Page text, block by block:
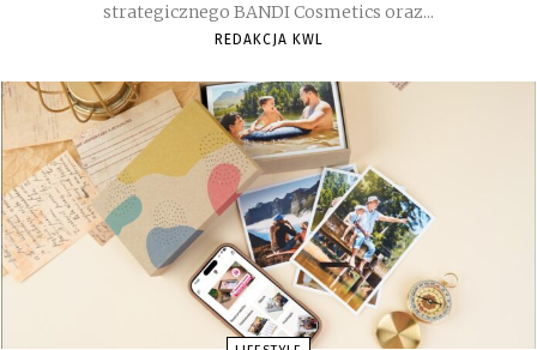
strategicznego BANDI Cosmetics oraz...
REDAKCJA KWL